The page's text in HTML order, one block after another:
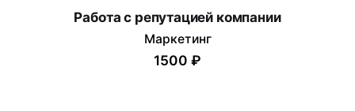
Работа с репутацией компании
Маркетинг
1500 ₽